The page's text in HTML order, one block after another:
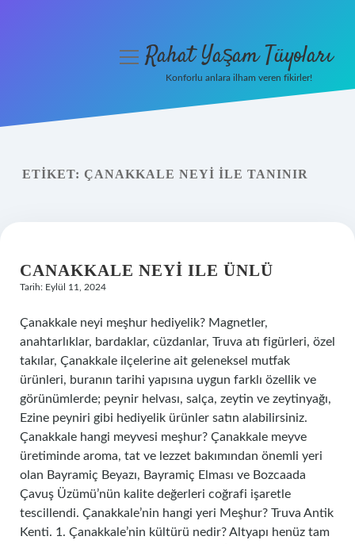
Yasal Uyarı
menüyüRahat Yaşam Tüyoları
Konforlu anlara ilham veren fikirler!
ETIKET: ÇANAKKALE NEYI ILE TANINIR
CANAKKALE NEYI ILE ÜNLÜ
Tarih: Eylül 11, 2024
Çanakkale neyi meşhur hediyelik? Magnetler,
anahtarlıklar, bardaklar, cüzdanlar, Truva atı figürleri, özel
takılar, Çanakkale ilçelerine ait geleneksel mutfak
ürünleri, buranın tarihi yapısına uygun farklı özellik ve
görünümlerde; peynir helvası, salça, zeytin ve zeytinyağı,
Ezine peyniri gibi hediyelik ürünler satın alabilirsiniz.
Çanakkale hangi meyvesi meşhur? Çanakkale meyve
üretiminde aroma, tat ve lezzet bakımından önemli yeri
olan Bayramiç Beyazı, Bayramiç Elması ve Bozcaada
Çavuş Üzümü’nün kalite değerleri coğrafi işaretle
tescillendi. Çanakkale’nin hangi yeri Meşhur? Truva Antik
Kenti. 1. Çanakkale’nin kültürü nedir? Altyapı henüz tam